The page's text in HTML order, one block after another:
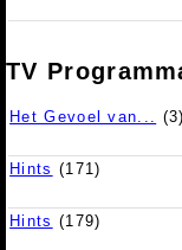
TV
Het Gevoel van...
Hints (171)
Hints (179)